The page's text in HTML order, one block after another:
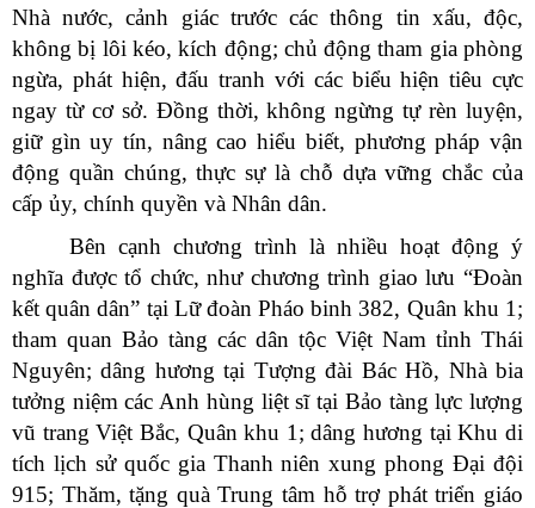
Nhà nước, cảnh giác trước các thông tin xấu, độc,
không bị lôi kéo, kích động; chủ động tham gia phòng
ngừa, phát hiện, đấu tranh với các biểu hiện tiêu cực
ngay từ cơ sở. Đồng thời, không ngừng tự rèn luyện,
giữ gìn uy tín, nâng cao hiểu biết, phương pháp vận
động quần chúng, thực sự là chỗ dựa vững chắc của
cấp ủy, chính quyền và Nhân dân.
Bên cạnh chương trình là nhiều hoạt động ý
nghĩa được tổ chức, như chương trình giao lưu “Đoàn
kết quân dân” tại Lữ đoàn Pháo binh 382, Quân khu 1;
tham quan Bảo tàng các dân tộc Việt Nam tỉnh Thái
Nguyên; dâng hương tại Tượng đài Bác Hồ, Nhà bia
tưởng niệm các Anh hùng liệt sĩ tại Bảo tàng lực lượng
vũ trang Việt Bắc, Quân khu 1; dâng hương tại Khu di
tích lịch sử quốc gia Thanh niên xung phong Đại đội
915; Thăm, tặng quà Trung tâm hỗ trợ phát triển giáo